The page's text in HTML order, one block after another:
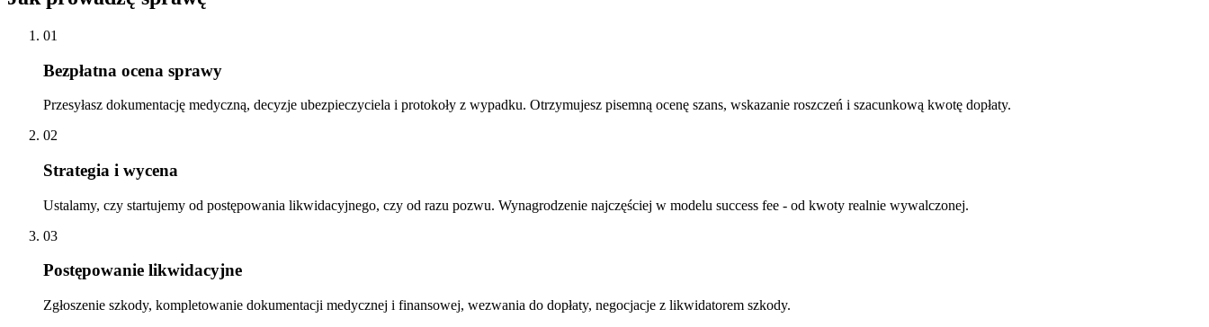
01
Bezpłatna ocena sprawy
Przesyłasz dokumentację medyczną, decyzje ubezpieczyciela i protokoły z wypadku. Otrzymujesz pisemną ocenę szans, wskazanie roszczeń i szacunkową kwotę dopłaty.
02
Strategia i wycena
Ustalamy, czy startujemy od postępowania likwidacyjnego, czy od razu pozwu. Wynagrodzenie najczęściej w modelu success fee - od kwoty realnie wywalczonej.
03
Postępowanie likwidacyjne
Zgłoszenie szkody, kompletowanie dokumentacji medycznej i finansowej, wezwania do dopłaty, negocjacje z likwidatorem szkody.